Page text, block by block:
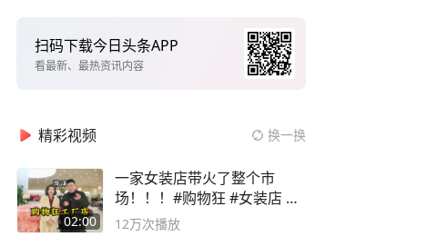
扫码下载今日头条APP
看最新、最热资讯内容
精彩视频 换一换
02:00
一家女装店带火了整个市
场！！！#购物狂 #女装店 #
高品质女装
12万次播放